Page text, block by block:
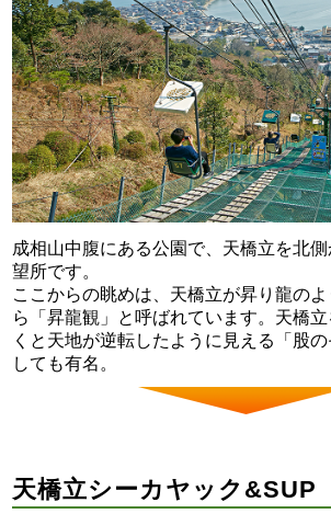
成相山中腹にある公園で、天橋立を北
望所です。
ここからの眺めは、天橋立が昇り龍の
ら「昇龍観」と呼ばれています。天橋
くと天地が逆転したように見える「股
しても有名。
天橋立シーカヤック&SUP